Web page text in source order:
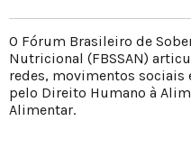
O Fórum Brasileiro de
Nutricional (FBSSAN)
redes, movimentos
pelo Direito Humano à
Alimentar.